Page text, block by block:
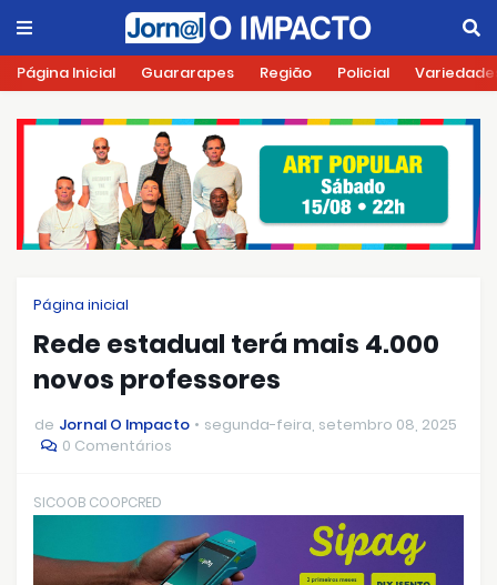
Página Inicial Guararapes Região Policial
Página inicial
Rede estadual terá mais 4.000
novos professores
de Jornal O Impacto
segunda-feira, setembro 08, 2025
0 Comentários
SICOOB COOPCRED